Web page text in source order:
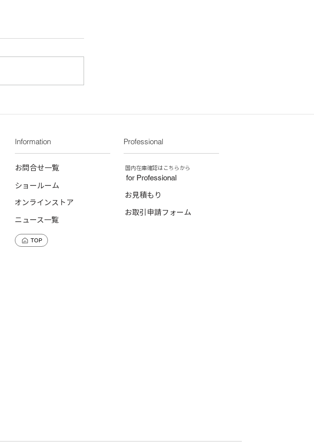
Information
お問合せ一覧
ショールーム
オンラインストア
ニュース一覧
Professional
for Professional
​国内在庫確認はこちらから
お見積もり
お取引申請フォーム
TOP